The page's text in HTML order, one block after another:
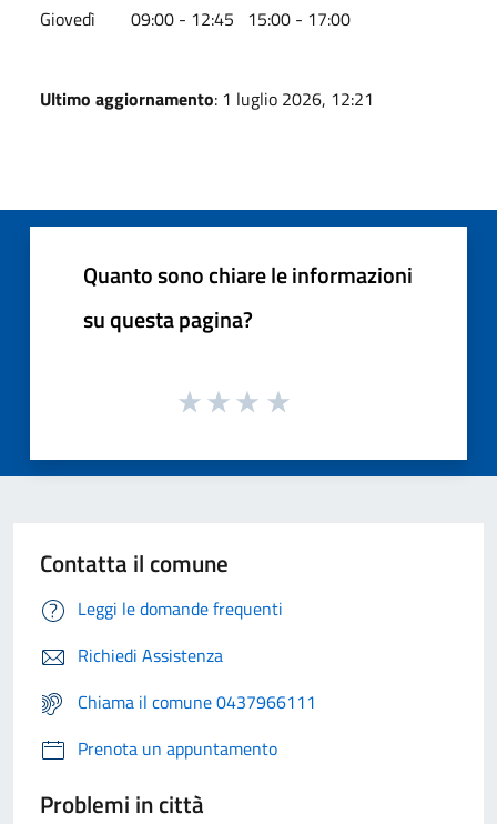
Giovedì 09:00 - 12:45 15:00 - 17:00
Ultimo aggiornamento: 1 luglio 2026, 12:21
Quanto sono chiare le informazioni
su questa pagina?
Contatta il comune
Leggi le domande frequenti
Richiedi Assistenza
Chiama il comune 0437966111
Prenota un appuntamento
Problemi in città